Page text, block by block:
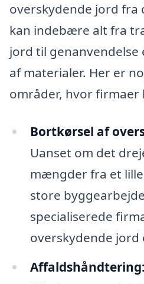
overskydende jord fra
kan indebære alt fra
jord til genanvendelse
af materialer. Her er
områder, hvor firmaer
Bortkørsel af
Uanset om det
mængder fra et
store
specialiserede
overskydende jord
Affaldshåndtering: